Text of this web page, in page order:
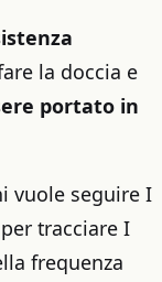
la doccia e
portato in
vuole seguire I
per tracciare I
frequenza